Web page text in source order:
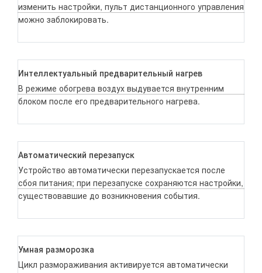
изменить настройки, пульт дистанционного управления
можно заблокировать.
Интеллектуальный предварительный нагрев
В режиме обогрева воздух выдувается внутренним
блоком после его предварительного нагрева.
Автоматический перезапуск
Устройство автоматически перезапускается после
сбоя питания; при перезапуске сохраняются настройки,
существовавшие до возникновения события.
Умная разморозка
Цикл размораживания активируется автоматически